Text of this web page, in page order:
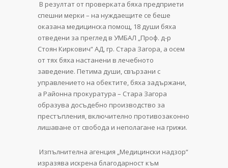
В резултат от проверката бяха предприети
спешни мерки – на нуждаещите се беше
оказана медицинска помощ, 18 души бяха
отведени за преглед в УМБАЛ „Проф. д-р
Стоян Киркович“ АД, гр. Стара Загора, а осем
от тях бяха настанени в лечебното
заведение. Петима души, свързани с
управлението на обектите, бяха задържани,
а Районна прокуратура – Стара Загора
образува досъдебно производство за
престъпления, включително противозаконно
лишаване от свобода и неполагане на грижи.
Изпълнителна агенция „Медицински надзор“
изразява искрена благодарност към